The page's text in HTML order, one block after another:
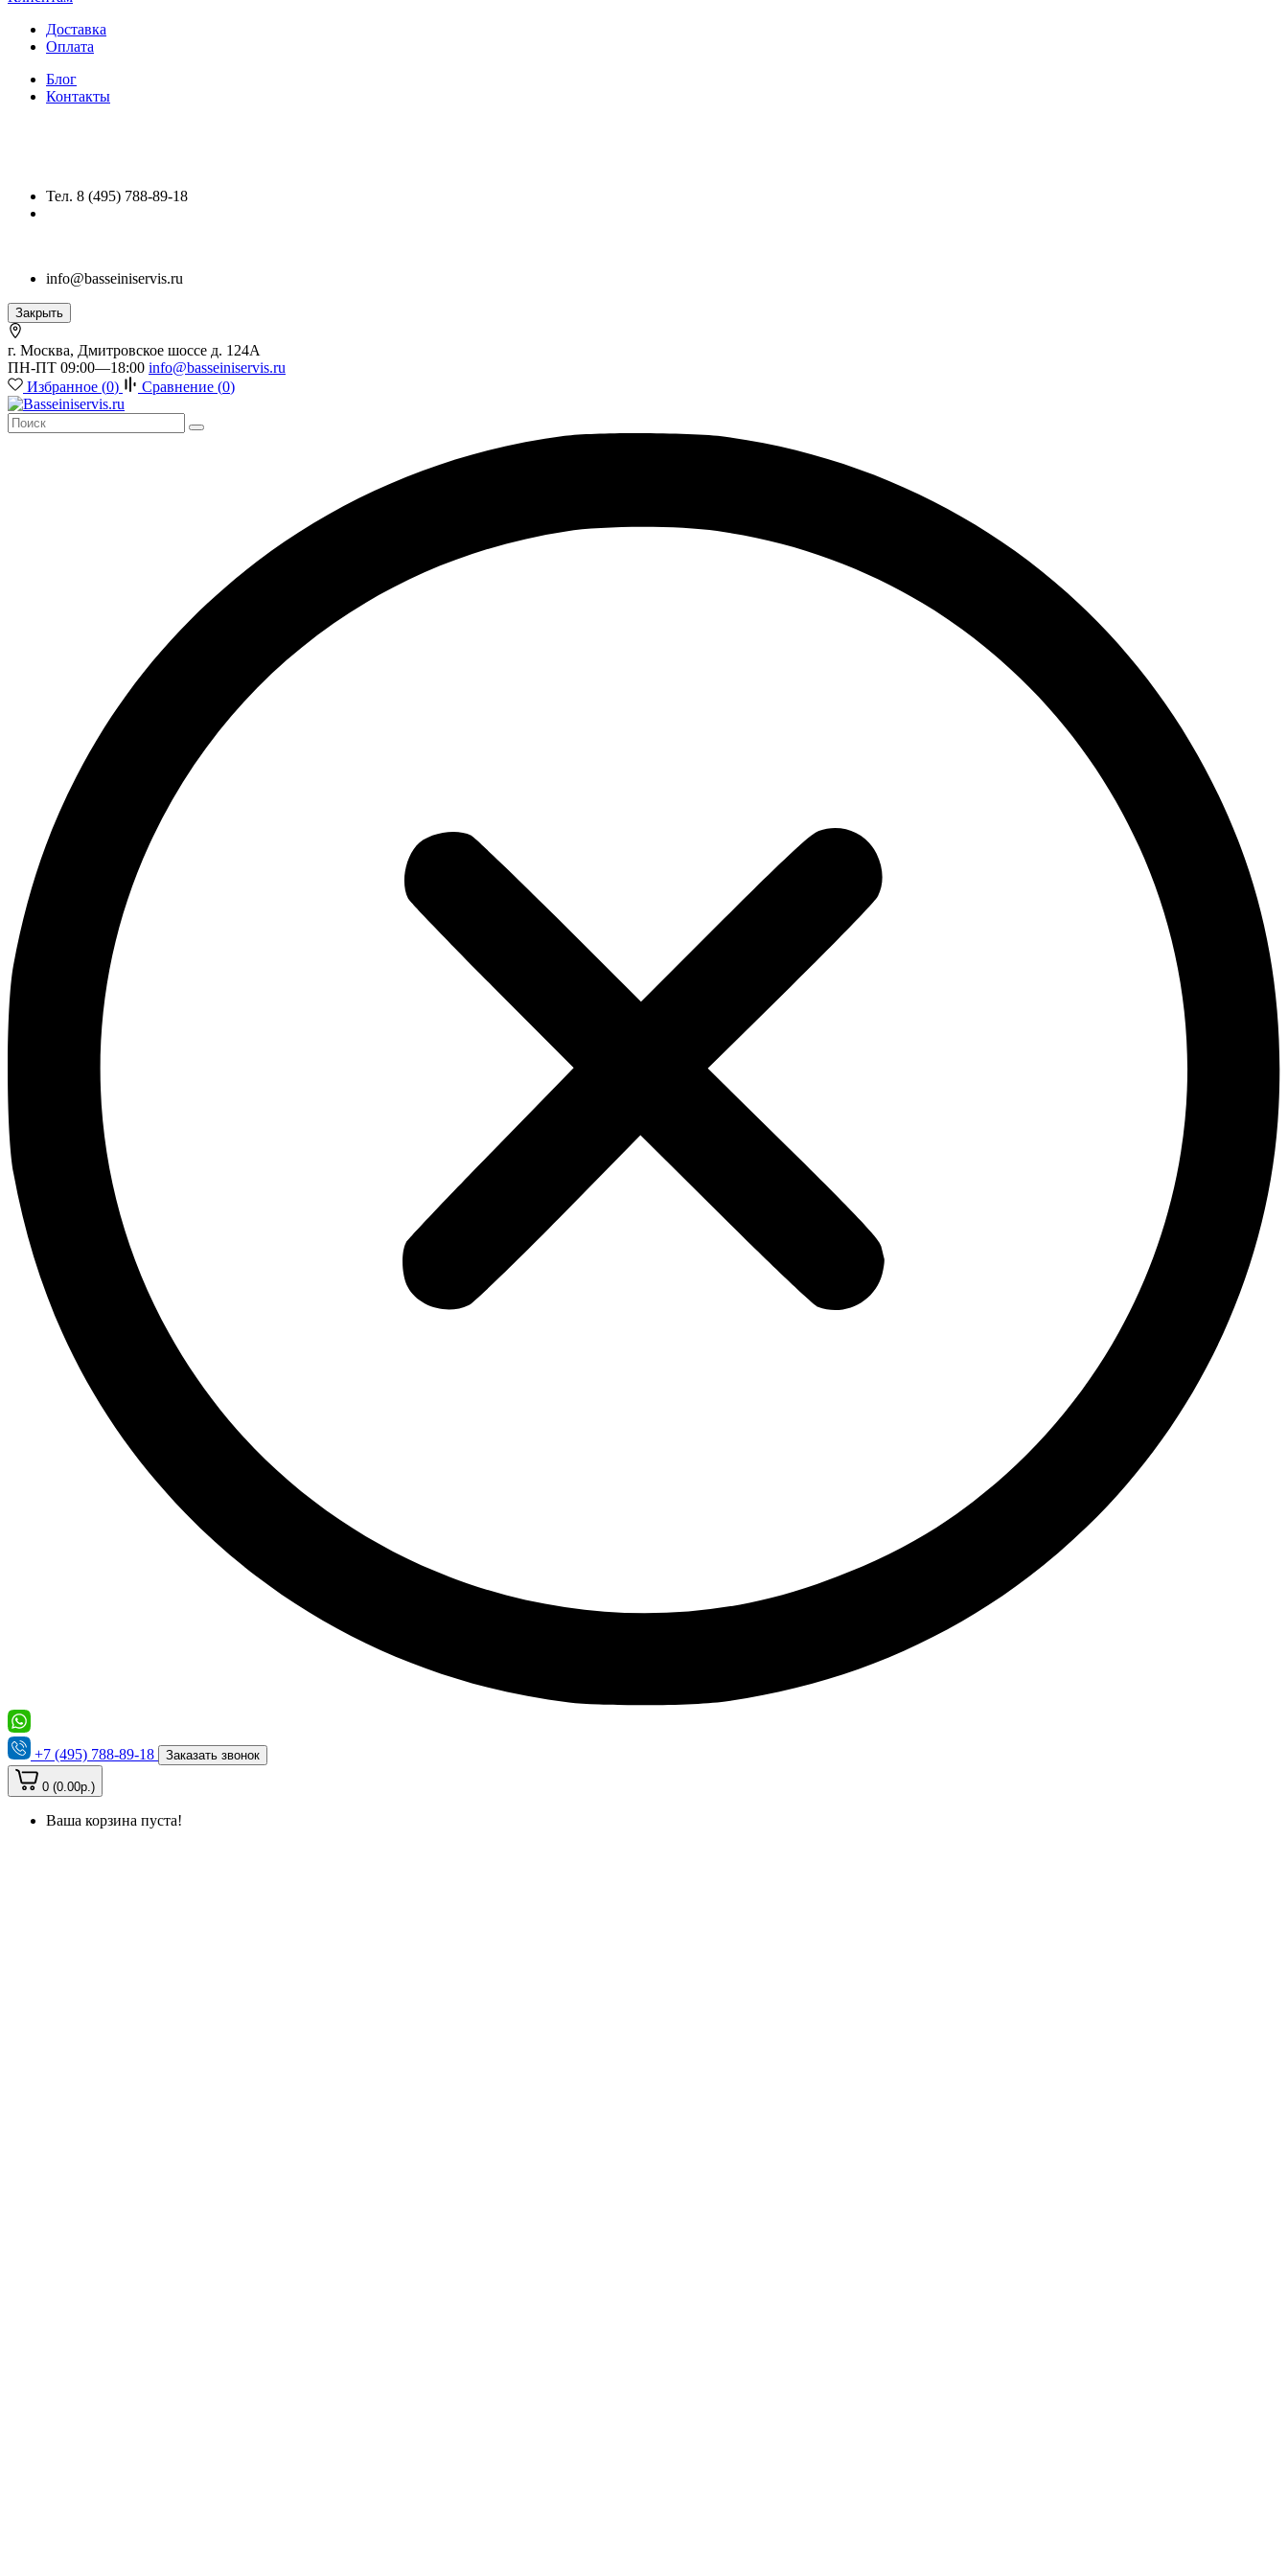
Доставка
Оплата
Блог
Контакты
Тел. 8 (495) 788-89-18
info@basseiniservis.ru
Закрыть
г. Москва, Дмитровское шоссе д. 124А
ПН-ПТ 09:00—18:00 info@basseiniservis.ru
Избранное (0) Сравнение (0)
+7 (495) 788-89-18 Заказать звонок
0 (0.00р.)
Ваша корзина пуста!